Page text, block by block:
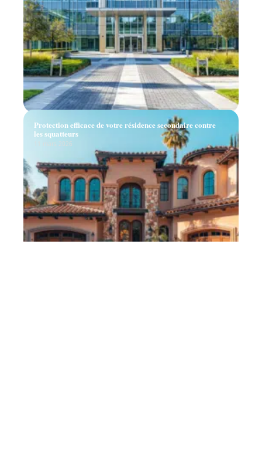
Protection efficace de votre résidence secondaire contre
les squatteurs
11 mars 2026